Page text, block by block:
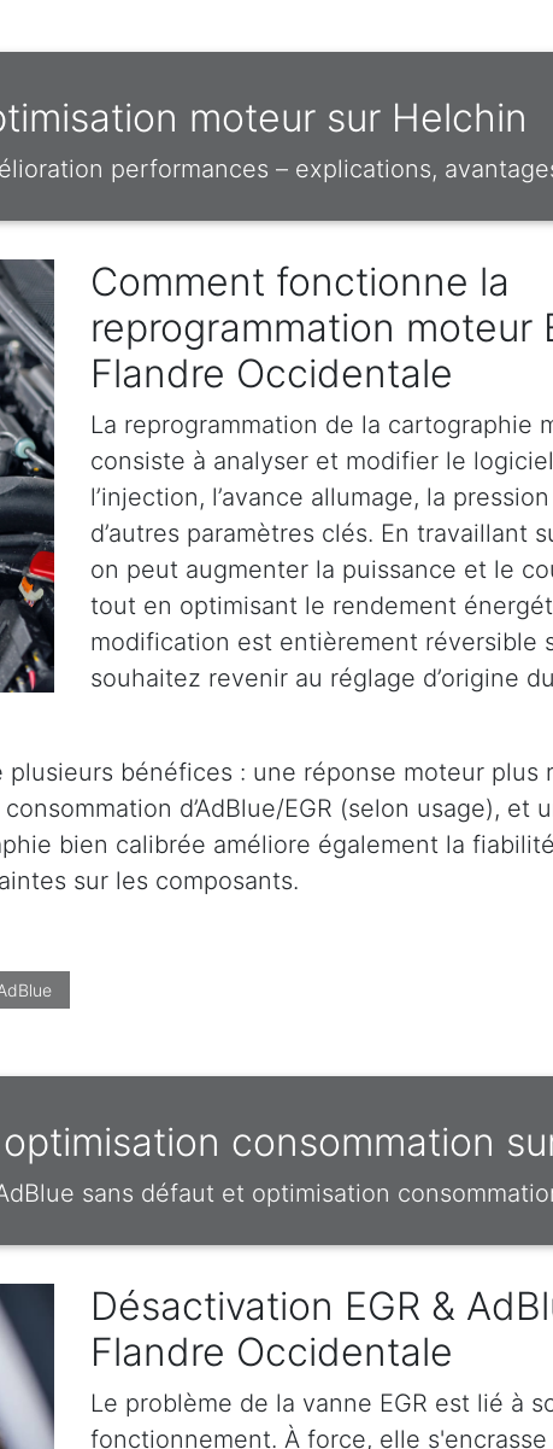
moteur sur Helchin
performances – explications,
Comment fonctionne la
reprogrammation moteur
Flandre Occidentale
La reprogrammation de la cartographie
consiste à analyser et modifier le
l’injection, l’avance allumage, la
d’autres paramètres clés. En travaillant
on peut augmenter la puissance et le
tout en optimisant le rendement
modification est entièrement réversible
souhaitez revenir au réglage d’origine
bénéfices : une réponse moteur plus
d’AdBlue/EGR (selon usage), et
bien calibrée améliore également la
sur les composants.
consommation
sans défaut et optimisation
Désactivation EGR &
Flandre Occidentale
Le problème de la vanne EGR est lié à
fonctionnement. À force, elle s'encrasse